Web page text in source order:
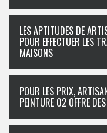
LES APTITUDES DE
POUR EFFECTUER LES
MAISONS
POUR LES PRIX,
PEINTURE 02 OFFRE